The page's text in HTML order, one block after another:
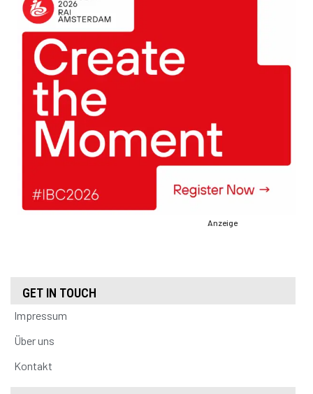
Anzeige
GET IN TOUCH
Impressum
Über uns
Kontakt